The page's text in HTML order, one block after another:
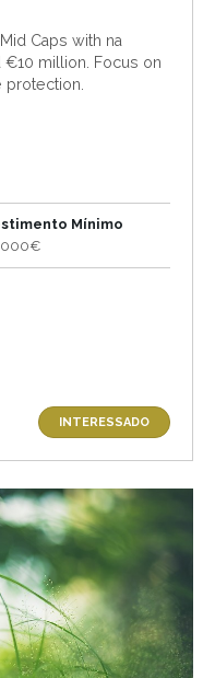
Caps with na
€10 million. Focus on
Mínimo
INTERESSADO